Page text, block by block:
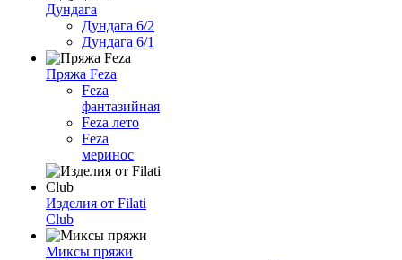
Дундага
Дундага 6/2
Дундага 6/1
Пряжа Feza
Feza
фантазийная
Feza лето
Feza
меринос
Изделия от Filati
Club
Миксы пряжи